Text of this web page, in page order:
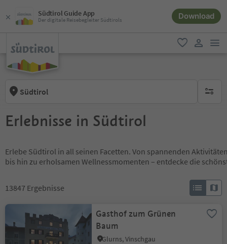
Südtirol Guide App
Der digitale Reisebegleiter Südtirols Download
favorit
Südtirol keine
Erlebnisse in Südtirol
Erlebe Südtirol in all seinen Facetten. Von spannenden
bis hin zu erholsamen Wellnessmomenten – entdecke die
13847 Ergebnisse
Gasthof zum Grünen
Baum
Glurns, Vinschgau